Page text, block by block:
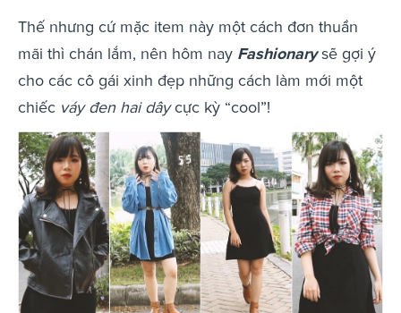
Thế nhưng cứ mặc item này một cách đơn thuần
mãi thì chán lắm, nên hôm nay Fashionarysẽ gợi ý
cho các cô gái xinh đẹp những cách làm mới một
chiếc váy đen hai dâycực kỳ “cool”!